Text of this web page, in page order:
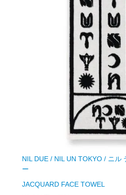
NIL DUE / NIL UN TOKYO / ニル
ー
JACQUARD FACE TOWEL